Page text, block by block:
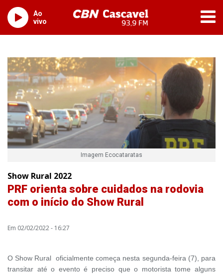
Ao
vivo
Imagem Ecocataratas
Show Rural 2022
PRF orienta sobre cuidados na rodovia
com o início do Show Rural
Em 02/02/2022 - 16:27
O Show Rural oficialmente começa nesta segunda-feira (7), para
transitar até o evento é preciso que o motorista tome alguns